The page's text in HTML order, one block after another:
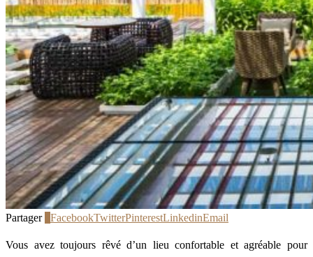
Partager FacebookTwitterPinterestLinkedinEmail
Vous avez toujours rêvé d’un lieu confortable et agréable pour